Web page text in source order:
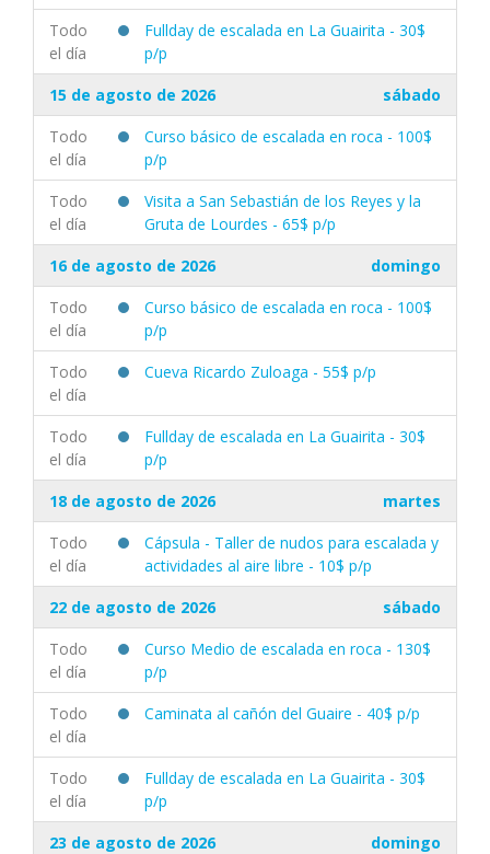
Todo
el día
Fullday de escalada en La Guairita - 30$
p/p
15 de agosto de 2026
sábado
Todo
el día
Curso básico de escalada en roca - 100$
p/p
Todo
el día
Visita a San Sebastián de los Reyes y la
Gruta de Lourdes - 65$ p/p
16 de agosto de 2026
domingo
Todo
el día
Curso básico de escalada en roca - 100$
p/p
Todo
el día
Cueva Ricardo Zuloaga - 55$ p/p
Todo
el día
Fullday de escalada en La Guairita - 30$
p/p
18 de agosto de 2026
martes
Todo
el día
Cápsula - Taller de nudos para escalada y
actividades al aire libre - 10$ p/p
22 de agosto de 2026
sábado
Todo
el día
Curso Medio de escalada en roca - 130$
p/p
Todo
el día
Caminata al cañón del Guaire - 40$ p/p
Todo
el día
Fullday de escalada en La Guairita - 30$
p/p
23 de agosto de 2026
domingo